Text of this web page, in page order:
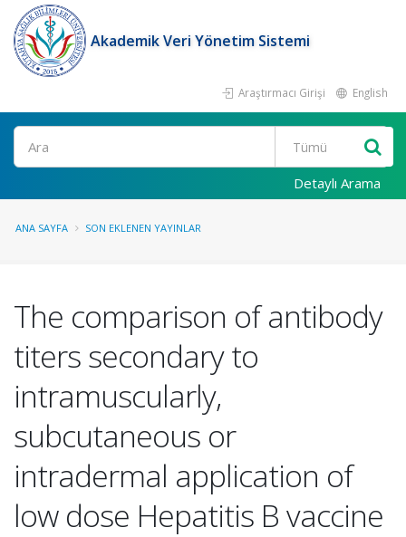
Akademik Veri Yönetim Sistemi
Araştırmacı Girişi English
Ara
Detaylı Arama
ANA SAYFA SON EKLENEN YAYINLAR
The comparison of antibody
titers secondary to
intramuscularly,
subcutaneous or
intradermal application of
low dose Hepatitis B vaccine